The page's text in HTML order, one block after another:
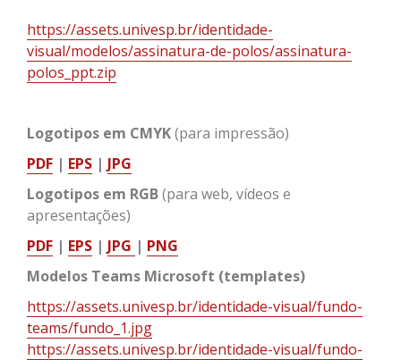
https://assets.univesp.br/identidade-
visual/modelos/assinatura-de-polos/assinatura-
polos_ppt.zip
Logotipos em CMYK(para impressão)
PDF | EPS | JPG
Logotipos em RGB(para web, vídeos e
apresentações)
PDF | EPS | JPG | PNG
Modelos Teams Microsoft (templates)
https://assets.univesp.br/identidade-visual/fundo-
teams/fundo_1.jpg
https://assets.univesp.br/identidade-visual/fundo-